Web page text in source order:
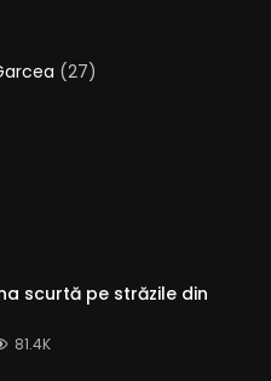
(27)
scurtă pe străzile din
81.4K